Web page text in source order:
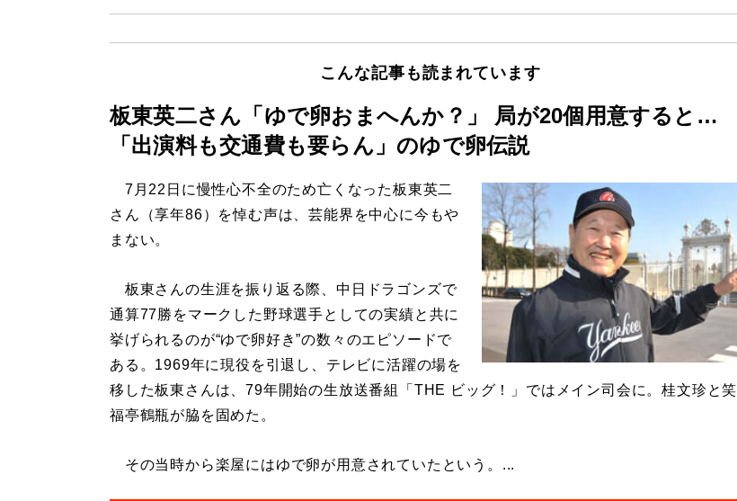
こんな記事も読まれています
板東英二さん「ゆで卵おまへんか？」 局が20個用意すると…
「出演料も交通費も要らん」のゆで卵伝説
7月22日に慢性心不全のため亡くなった板東英二
さん（享年86）を悼む声は、芸能界を中心に今もや
まない。
板東さんの生涯を振り返る際、中日ドラゴンズで
通算77勝をマークした野球選手としての実績と共に
挙げられるのが“ゆで卵好き”の数々のエピソードで
ある。1969年に現役を引退し、テレビに活躍の場を
移した板東さんは、79年開始の生放送番組「THE ビッグ！」ではメイン司会に。桂文珍と笑
福亭鶴瓶が脇を固めた。
その当時から楽屋にはゆで卵が用意されていたという。...